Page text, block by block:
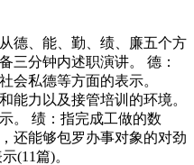
、能、勤、绩、廉五个方
三分钟内述职演讲。 德：
会私德等方面的表示。
能力以及接管培训的环境。
。 绩：指完成工做的数
还能够包罗办事对象的对劲
(11篇)。